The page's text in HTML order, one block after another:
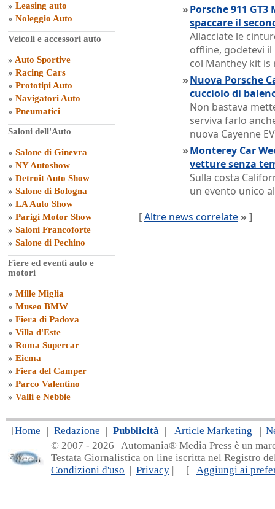
» Leasing auto
» Noleggio Auto
Veicoli e accessori auto
» Auto Sportive
» Racing Cars
» Prototipi Auto
» Navigatori Auto
» Pneumatici
Saloni dell'Auto
» Salone di Ginevra
» NY Autoshow
» Detroit Auto Show
» Salone di Bologna
» LA Auto Show
» Parigi Motor Show
» Saloni Francoforte
» Salone di Pechino
Fiere ed eventi auto e
motori
» Mille Miglia
» Museo BMW
» Fiera di Padova
» Villa d'Este
» Roma Supercar
» Eicma
» Fiera del Camper
» Parco Valentino
» Valli e Nebbie
»Porsche 911
spaccare il
Allacciate le
offline, godetevi il
col Manthey kit
»Nuova Porsche
cucciolo di
Non bastava
serviva farlo
nuova Cayenne EV
»Monterey Car
vetture senza
Sulla costa
un evento unico
[Altre news correlate » ]
[Home | Redazione | Pubblicità | Article Marketing |
© 2007 - 2026 Automania® Media Press è un
Testata Giornalistica on line iscritta nel Registro
Condizioni d'uso | Privacy | [ Aggiungi ai